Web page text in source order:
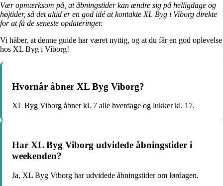
Vær opmærksom på, at åbningstider kan ændre sig på helligdage og
højtider, så det altid er en god idé at kontakte XL Byg i Viborg direkte
for at få de seneste opdateringer.
Vi håber, at denne guide har været nyttig, og at du får en god oplevelse
hos XL Byg i Viborg!
Hvornår åbner XL Byg Viborg?
XL Byg Viborg åbner kl. 7 alle hverdage og lukker kl. 17.
Har XL Byg Viborg udvidede åbningstider i
weekenden?
Ja, XL Byg Viborg har udvidede åbningstider om lørdagen.